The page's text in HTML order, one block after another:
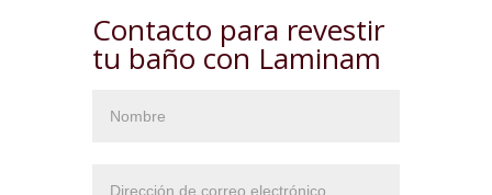
Contacto para revestir
tu baño con Laminam